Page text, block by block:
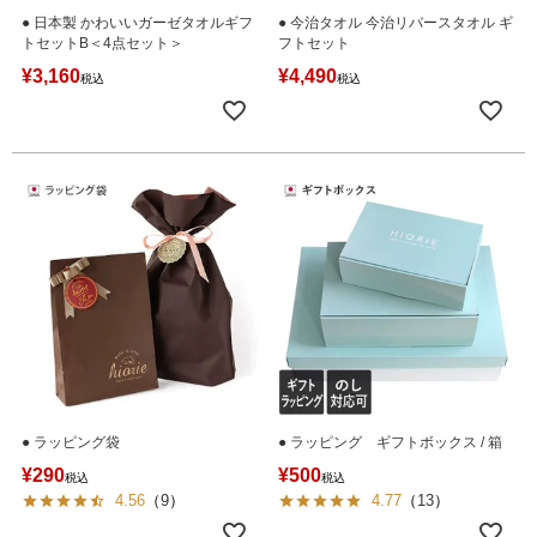
● 日本製 かわいいガーゼタオルギフ
トセットB＜4点セット＞
¥3,160税込
● 今治タオル 今治リバースタオル ギ
フトセット
¥4,490税込
● ラッピング袋
¥290税込
4.56 （9）
● ラッピング ギフトボックス / 箱
¥500税込
4.77 （ 13）